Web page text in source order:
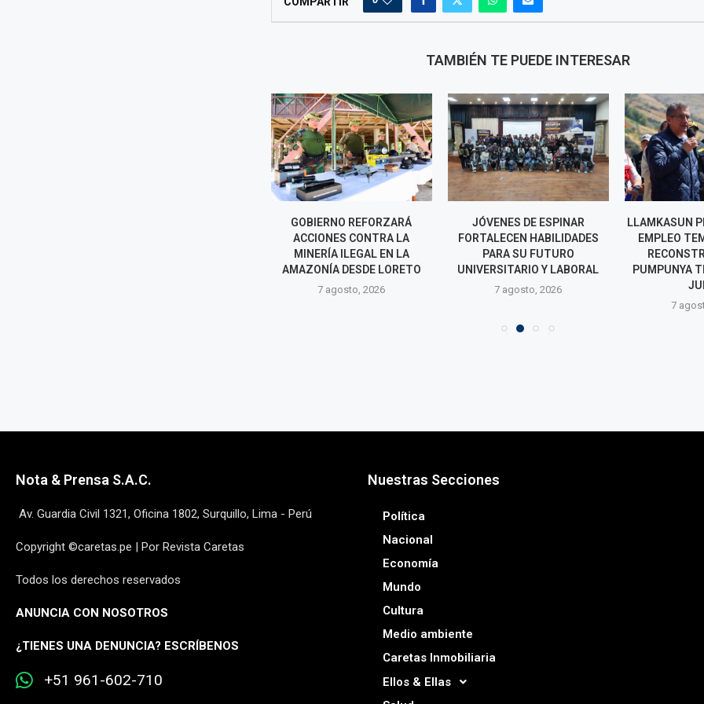
TAMBIÉN TE PUEDE INTERESAR
GOBIERNO REFORZARÁ
ACCIONES CONTRA LA
MINERÍA ILEGAL EN LA
AMAZONÍA DESDE LORETO
7 agosto, 2026
JÓVENES DE ESPINAR
FORTALECEN HABILIDADES
PARA SU FUTURO
UNIVERSITARIO Y LABORAL
7 agosto, 2026
LLAMKASUN
EMPLEO
PUMPUNYA
7
Nota & Prensa S.A.C.
Av. Guardia Civil 1321, Oficina 1802, Surquillo, Lima - Perú
Copyright ©caretas.pe | Por Revista Caretas
Todos los derechos reservados
ANUNCIA CON NOSOTROS
¿TIENES UNA DENUNCIA? ESCRÍBENOS
+51 961-602-710
Nuestras Secciones
Política
Nacional
Economía
Mundo
Cultura
Medio ambiente
Caretas Inmobiliaria
Ellos & Ellas